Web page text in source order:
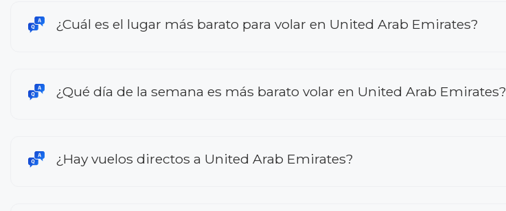
¿Cuál es el lugar más barato para volar en United Arab Emirates?
¿Qué día de la semana es más barato volar en United Arab Emirates?
¿Hay vuelos directos a United Arab Emirates?